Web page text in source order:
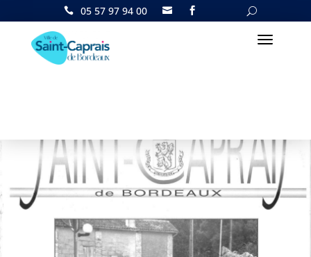
05 57 97 94 00  